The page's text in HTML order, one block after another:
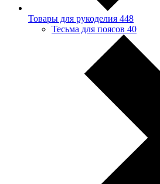
Товары для рукоделия 448
Тесьма для поясов 40